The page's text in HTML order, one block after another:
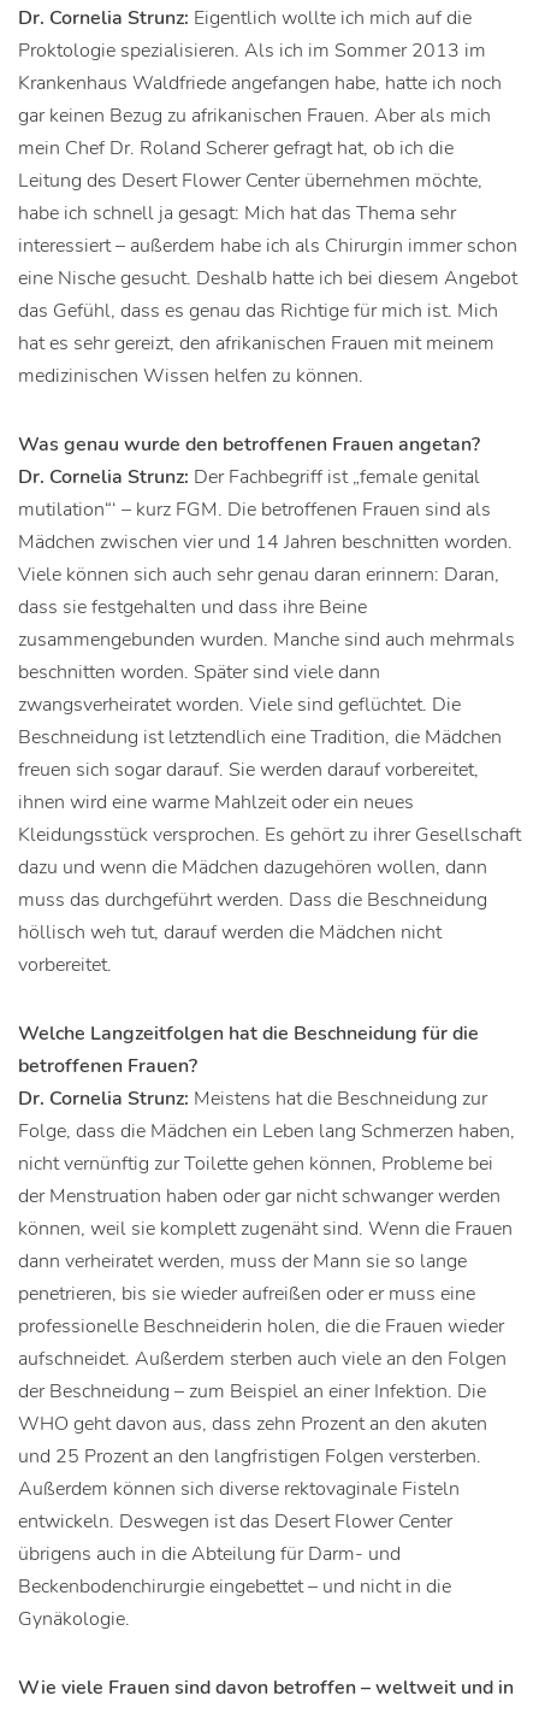
Dr. Cornelia Strunz: Eigentlich wollte ich mich auf die
Proktologie spezialisieren. Als ich im Sommer 2013 im
Krankenhaus Waldfriede angefangen habe, hatte ich noch
gar keinen Bezug zu afrikanischen Frauen. Aber als mich
mein Chef Dr. Roland Scherer gefragt hat, ob ich die
Leitung des Desert Flower Center übernehmen möchte,
habe ich schnell ja gesagt: Mich hat das Thema sehr
interessiert – außerdem habe ich als Chirurgin immer schon
eine Nische gesucht. Deshalb hatte ich bei diesem Angebot
das Gefühl, dass es genau das Richtige für mich ist. Mich
hat es sehr gereizt, den afrikanischen Frauen mit meinem
medizinischen Wissen helfen zu können.
Was genau wurde den betroffenen Frauen angetan?
Dr. Cornelia Strunz: Der Fachbegriff ist „female genital
mutilation“‘ – kurz FGM. Die betroffenen Frauen sind als
Mädchen zwischen vier und 14 Jahren beschnitten worden.
Viele können sich auch sehr genau daran erinnern: Daran,
dass sie festgehalten und dass ihre Beine
zusammengebunden wurden. Manche sind auch mehrmals
beschnitten worden. Später sind viele dann
zwangsverheiratet worden. Viele sind geflüchtet. Die
Beschneidung ist letztendlich eine Tradition, die Mädchen
freuen sich sogar darauf. Sie werden darauf vorbereitet,
ihnen wird eine warme Mahlzeit oder ein neues
Kleidungsstück versprochen. Es gehört zu ihrer Gesellschaft
dazu und wenn die Mädchen dazugehören wollen, dann
muss das durchgeführt werden. Dass die Beschneidung
höllisch weh tut, darauf werden die Mädchen nicht
vorbereitet.
Welche Langzeitfolgen hat die Beschneidung für die
betroffenen Frauen?
Dr. Cornelia Strunz: Meistens hat die Beschneidung zur
Folge, dass die Mädchen ein Leben lang Schmerzen haben,
nicht vernünftig zur Toilette gehen können, Probleme bei
der Menstruation haben oder gar nicht schwanger werden
können, weil sie komplett zugenäht sind. Wenn die Frauen
dann verheiratet werden, muss der Mann sie so lange
penetrieren, bis sie wieder aufreißen oder er muss eine
professionelle Beschneiderin holen, die die Frauen wieder
aufschneidet. Außerdem sterben auch viele an den Folgen
der Beschneidung – zum Beispiel an einer Infektion. Die
WHO geht davon aus, dass zehn Prozent an den akuten
und 25 Prozent an den langfristigen Folgen versterben.
Außerdem können sich diverse rektovaginale Fisteln
entwickeln. Deswegen ist das Desert Flower Center
übrigens auch in die Abteilung für Darm- und
Beckenbodenchirurgie eingebettet – und nicht in die
Gynäkologie.
Wie viele Frauen sind davon betroffen – weltweit und in